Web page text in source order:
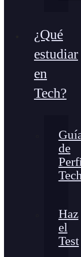
¿Qué
estudiar
en
Tech?
de
Tech
Haz
el
Test